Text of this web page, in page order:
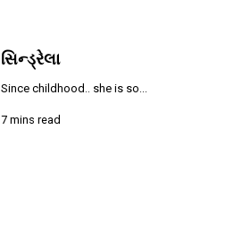
સિન્ડ્રેલા
Since childhood.. she is so...
7 mins read